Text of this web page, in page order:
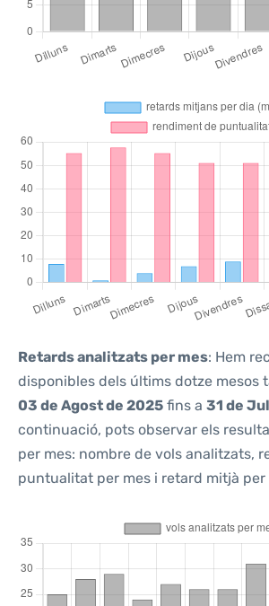
Retards analitzats per mes: Hem
disponibles dels últims dotze mesos
03 de Agost de 2025 fins a 31 de
continuació, pots observar els
per mes: nombre de vols analitzats,
puntualitat per mes i retard mitjà per